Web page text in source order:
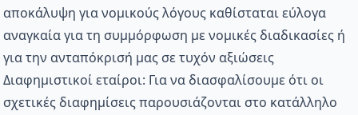
αποκάλυψη για νομικούς λόγους καθίσταται εύλογα
αναγκαία για τη συμμόρφωση με νομικές διαδικασίες ή
για την ανταπόκρισή μας σε τυχόν αξιώσεις
Διαφημιστικοί εταίροι: Για να διασφαλίσουμε ότι οι
σχετικές διαφημίσεις παρουσιάζονται στο κατάλληλο